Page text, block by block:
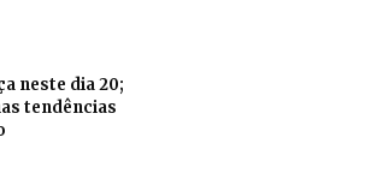
neste dia 20;
tendências